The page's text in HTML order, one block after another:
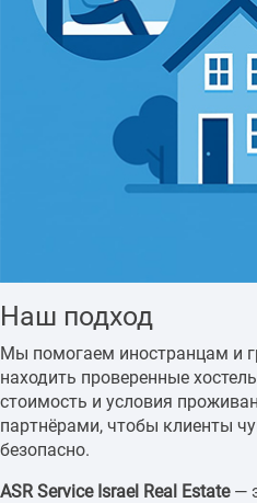
Наш подход
Мы помогаем иностранцам и
находить проверенные
стоимость и условия
партнёрами, чтобы клиенты
безопасно.
ASR Service Israel Real Estate—